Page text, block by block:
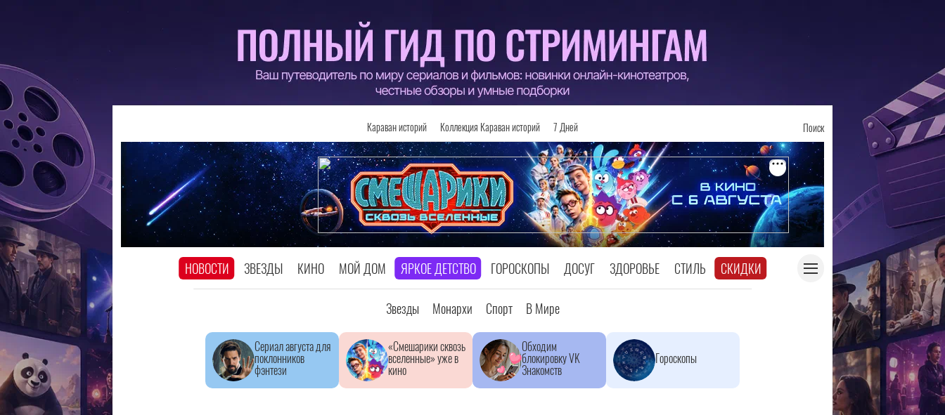
Караван историй Коллекция Караван историй 7 Дней Поиск
НОВОСТИ ЗВЕЗДЫ КИНО МОЙ ДОМ ЯРКОЕ ДЕТСТВО ГОРОСКОПЫ ДОСУГ ЗДОРОВЬЕ СТИЛЬ СКИДКИ
Звезды Монархи Спорт В Мире
Сериал августа для
поклонников
фэнтези
«Смешарики сквозь
вселенные» уже в
кино
Обходим
блокировку VK
Знакомств
Гороскопы